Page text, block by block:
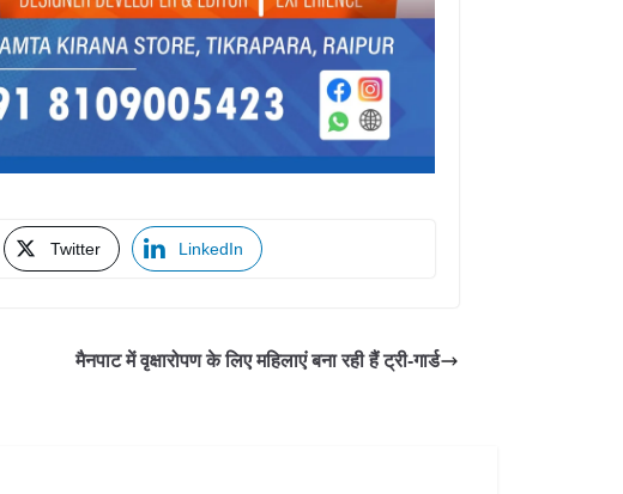
Twitter LinkedIn
मैनपाट में वृक्षारोपण के लिए महिलाएं बना रही हैं ट्री-गार्ड